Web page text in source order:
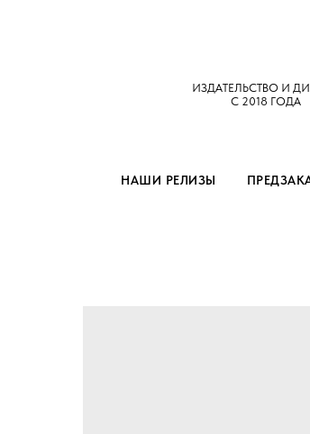
ИЗДАТЕЛЬСТВО И
С 2018 ГОДА
НАШИ РЕЛИЗЫ